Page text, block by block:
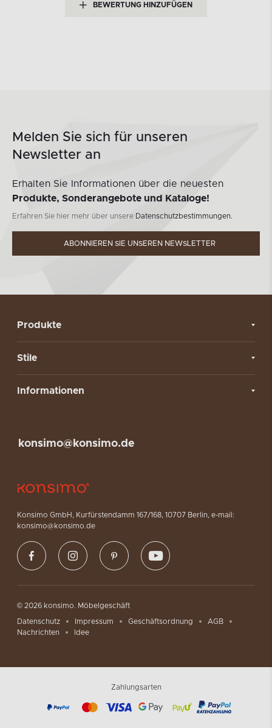
BEWERTUNG HINZUFÜGEN
Melden Sie sich für unseren
Newsletter an
Erhalten Sie Informationen über die neuesten
Produkte, Sonderangebote und Kataloge!
Erfahren Sie hier mehr über unsere Datenschutzbestimmungen.
ABONNIEREN SIE UNSEREN NEWSLETTER
Produkte
Stile
Informationen
Konsimo GmbH, Kurfürstendamm 167/168, 10707 Berlin, e-mail:
konsimo@konsimo.de
konsimo@konsimo.de
© 2026 konsimo. Möbelgeschäft
Datenschutz Impressum Geschäftsordnung
AGB
Nachrichten
Idee
Zahlungsarten